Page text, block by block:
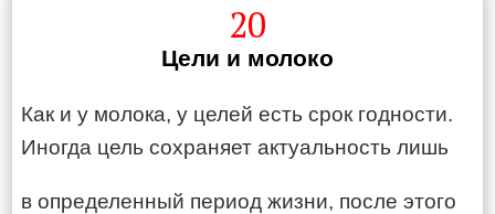
20
Цели и молоко
Как и у молока, у целей есть срок годности.
Иногда цель сохраняет актуальность лишь
в определенный период жизни, после этого